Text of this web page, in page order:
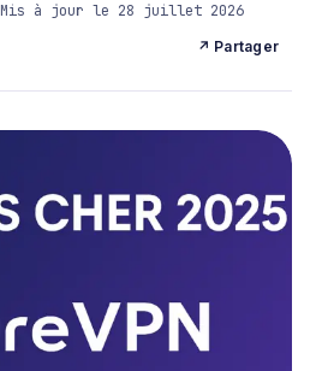
Mis à jour le 28 juillet 2026
↗ Partager